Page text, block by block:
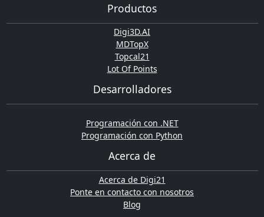
Productos
Digi3D.AI
MDTopX
Topcal21
Lot Of Points
Desarrolladores
Programación con .NET
Programación con Python
Acerca de
Acerca de Digi21
Ponte en contacto con nosotros
Blog